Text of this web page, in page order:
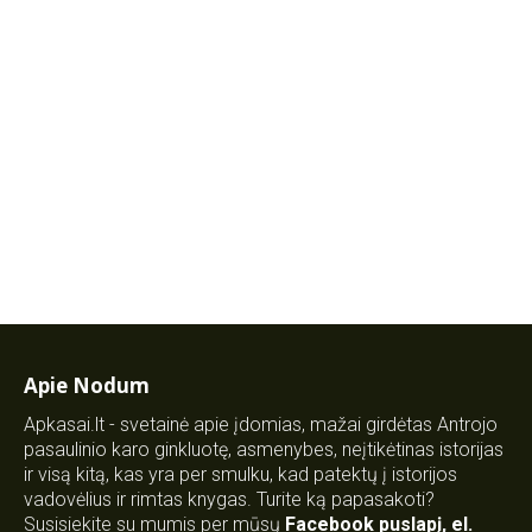
Apie Nodum
Apkasai.lt - svetainė apie įdomias, mažai girdėtas Antrojo
pasaulinio karo ginkluotę, asmenybes, neįtikėtinas istorijas
ir visą kitą, kas yra per smulku, kad patektų į istorijos
vadovėlius ir rimtas knygas. Turite ką papasakoti?
Susisiekite su mumis per mūsų Facebook puslapį, el.